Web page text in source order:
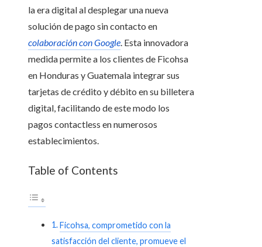
la era digital al desplegar una nueva
solución de pago sin contacto en
colaboración con Google. Esta innovadora
medida permite a los clientes de Ficohsa
en Honduras y Guatemala integrar sus
tarjetas de crédito y débito en su billetera
digital, facilitando de este modo los
pagos contactless en numerosos
establecimientos.
Table of Contents
Ficohsa, comprometido con la
satisfacción del cliente, promueve el